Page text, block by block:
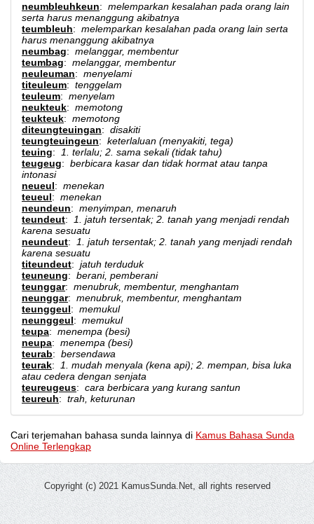
neumbleuhkeun: melemparkan kesalahan pada orang lain
serta harus menanggung akibatnya
teumbleuh: melemparkan kesalahan pada orang lain serta
harus menanggung akibatnya
neumbag: melanggar, membentur
teumbag: melanggar, membentur
neuleuman: menyelami
titeuleum: tenggelam
teuleum: menyelam
neukteuk: memotong
teukteuk: memotong
diteungteuingan: disakiti
teungteuingeun: keterlaluan (menyakiti, tega)
teuing:
1. terlalu; 2. sama sekali (tidak tahu)
teugeug: berbicara kasar dan tidak hormat atau tanpa
intonasi
neueul: menekan
teueul: menekan
neundeun: menyimpan, menaruh
teundeut:
1. jatuh tersentak; 2. tanah yang menjadi rendah
karena sesuatu
neundeut:
1. jatuh tersentak; 2. tanah yang menjadi rendah
karena sesuatu
titeundeut: jatuh terduduk
teuneung: berani, pemberani
teunggar: menubruk, membentur, menghantam
neunggar: menubruk, membentur, menghantam
teunggeul: memukul
neunggeul: memukul
teupa: menempa (besi)
neupa: menempa (besi)
teurab: bersendawa
teurak:
1. mudah menyala (kena api); 2. mempan, bisa luka
atau cedera dengan senjata
teureugeus: cara berbicara yang kurang santun
teureuh: trah, keturunan
Cari terjemahan bahasa sunda lainnya di Kamus Bahasa Sunda
Online Terlengkap
Copyright (c) 2021 KamusSunda.Net, all rights reserved